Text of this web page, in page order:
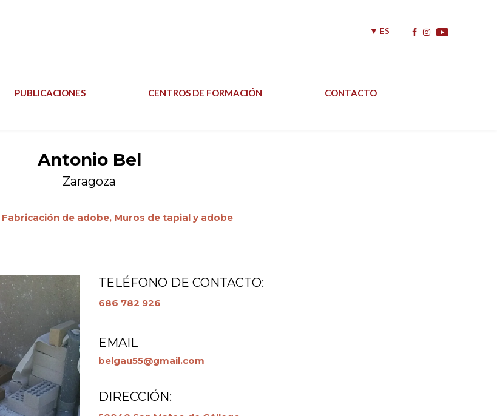
▼ ES
PUBLICACIONES CENTROS DE FORMACIÓN CONTACTO
Antonio Bel
Zaragoza
Fabricación de adobe, Muros de tapial y adobe
TELÉFONO DE CONTACTO:
686 782 926
EMAIL
belgau55@gmail.com
DIRECCIÓN: